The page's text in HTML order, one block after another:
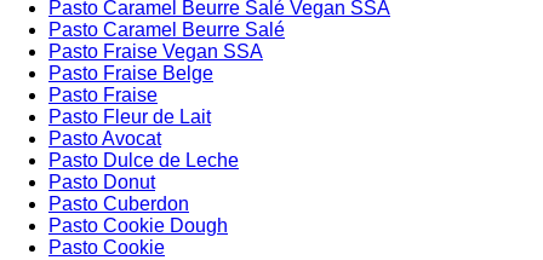
Pasto Caramel Beurre Salé Vegan SSA
Pasto Caramel Beurre Salé
Pasto Fraise Vegan SSA
Pasto Fraise Belge
Pasto Fraise
Pasto Fleur de Lait
Pasto Avocat
Pasto Dulce de Leche
Pasto Donut
Pasto Cuberdon
Pasto Cookie Dough
Pasto Cookie